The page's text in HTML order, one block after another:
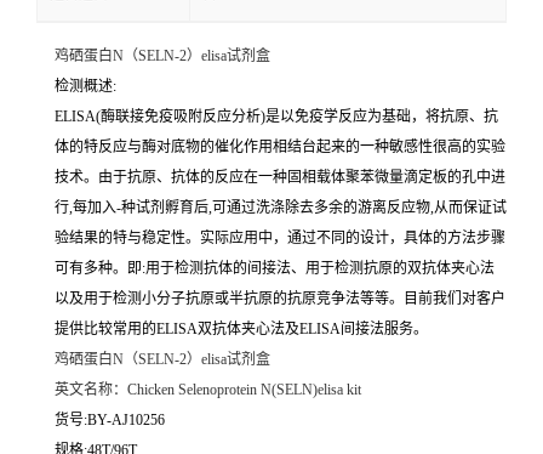
鸡硒蛋白N（SELN-2）elisa试剂盒
检测概述:
ELISA(酶联接免疫吸附反应分析)是以免疫学反应为基础，将抗原、抗
体的特反应与酶对底物的催化作用相结台起来的一种敏感性很高的实验
技术。由于抗原、抗体的反应在一种固相载体聚苯微量滴定板的孔中进
行,每加入-种试剂孵育后,可通过洗涤除去多余的游离反应物,从而保证试
验结果的特与稳定性。实际应用中，通过不同的设计，具体的方法步骤
可有多种。即:用于检测抗体的间接法、用于检测抗原的双抗体夹心法
以及用于检测小分子抗原或半抗原的抗原竞争法等等。目前我们对客户
提供比较常用的ELISA双抗体夹心法及ELISA间接法服务。
鸡硒蛋白N（SELN-2）elisa试剂盒
英文名称： Chicken Selenoprotein N(SELN)elisa kit
货号:BY-AJ10256